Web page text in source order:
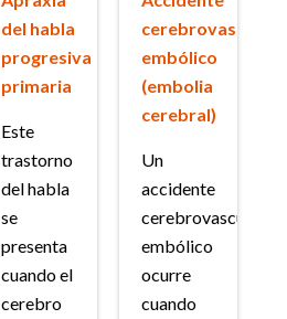
del habla
progresiva
primaria
Este
trastorno
del habla
se
presenta
cuando el
cerebro
cerebrovascular
embólico
(embolia
cerebral)
Un
accidente
cerebrovascular
embólico
ocurre
cuando